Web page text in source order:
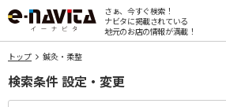
さぁ、今すぐ検索！
ナビタに掲載されている
地元のお店の情報が満載！
トップ 鍼灸・柔整
検索条件 設定・変更